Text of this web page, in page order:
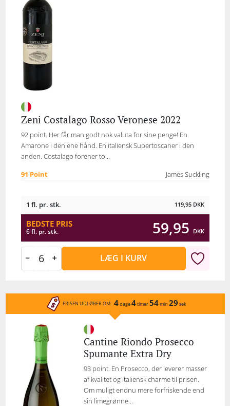
Zeni Costalago Rosso Veronese 2022
92 point. Her får man godt nok valuta for sine penge! En
Amarone i den ene hånd. En italiensk Supertoscaner i den
anden. Costalago forener to...
91 Point James Suckling
1 fl. pr. stk. 119,95 DKK
BEDSTE PRIS
6 fl. pr. stk. 59,95 DKK
LÆG I KURV
PRISEN UDLØBER OM: 4dage4timer54min 29 sek
Cantine Riondo Prosecco
Spumante Extra Dry
93 point. En Prosecco, der leverer masser
af kvalitet og italiensk charme til prisen.
Om muligt endnu mere forfriskende end
sin limegrønne...